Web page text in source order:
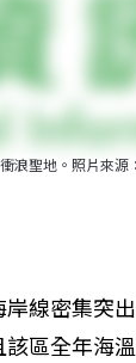
浪聖地。照片來
線密集突
區全年海